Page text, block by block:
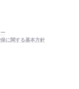
に関する基本方針